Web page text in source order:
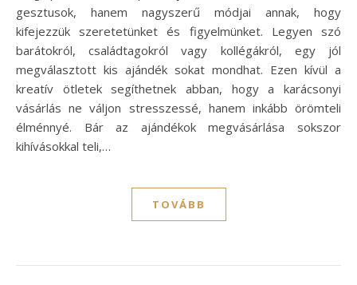
gesztusok, hanem nagyszerű módjai annak, hogy
kifejezzük szeretetünket és figyelmünket. Legyen szó
barátokról, családtagokról vagy kollégákról, egy jól
megválasztott kis ajándék sokat mondhat. Ezen kívül a
kreatív ötletek segíthetnek abban, hogy a karácsonyi
vásárlás ne váljon stresszessé, hanem inkább örömteli
élménnyé. Bár az ajándékok megvásárlása sokszor
kihívásokkal teli,…
TOVÁBB